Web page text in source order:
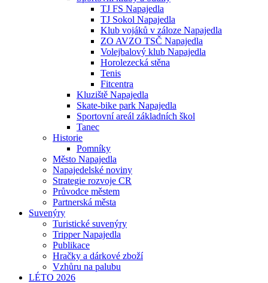
TJ FS Napajedla
TJ Sokol Napajedla
Klub vojáků v záloze Napajedla
ZO AVZO TSČ Napajedla
Volejbalový klub Napajedla
Horolezecká stěna
Tenis
Fitcentra
Kluziště Napajedla
Skate-bike park Napajedla
Sportovní areál základních škol
Tanec
Historie
Pomníky
Město Napajedla
Napajedelské noviny
Strategie rozvoje CR
Průvodce městem
Partnerská města
Suvenýry
Turistické suvenýry
Tripper Napajedla
Publikace
Hračky a dárkové zboží
Vzhůru na palubu
LÉTO 2026